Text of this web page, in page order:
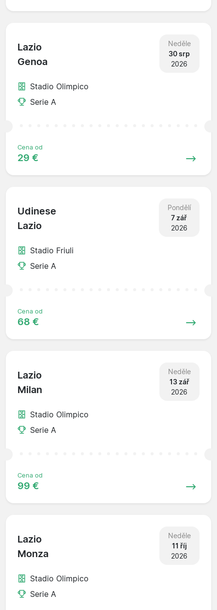
Lazio
Genoa
Neděle
30 srp
2026
Stadio Olimpico
Serie A
Cena od
29 €
Udinese
Lazio
Pondělí
7 zář
2026
Stadio Friuli
Serie A
Cena od
68 €
Lazio
Milan
Neděle
13 zář
2026
Stadio Olimpico
Serie A
Cena od
99 €
Lazio
Monza
Neděle
11 říj
2026
Stadio Olimpico
Serie A